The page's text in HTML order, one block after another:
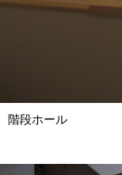
階段ホール